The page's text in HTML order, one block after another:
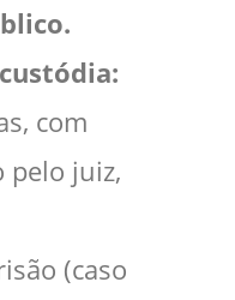
com
pelo juiz,
(caso